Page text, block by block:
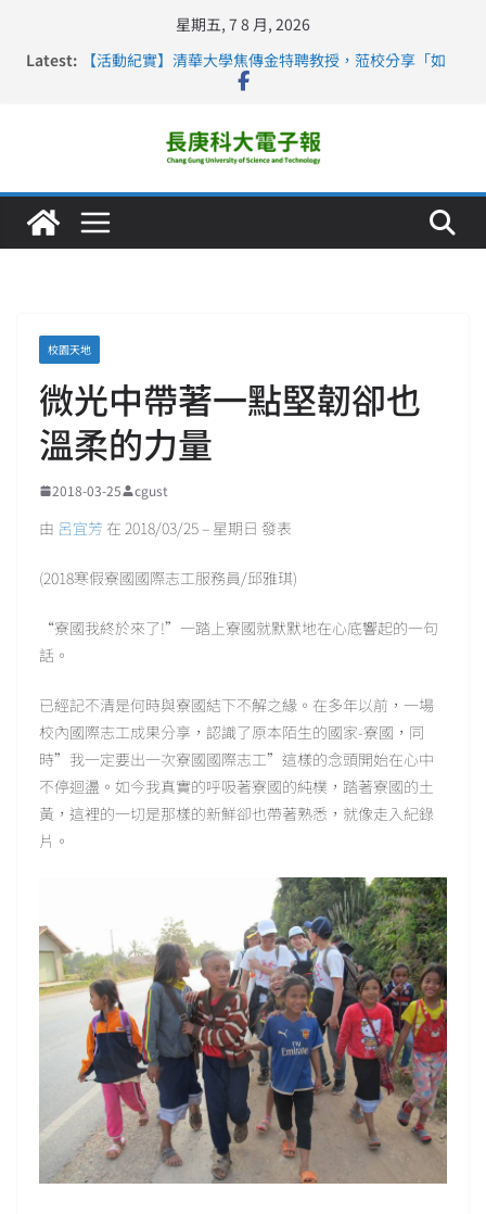
星期五, 7 8 月, 2026
Latest:
【活動紀實】清華大學焦傳金特聘教授，蒞校分享「如
長庚科大連四年穩居《遠見》醫學大學第5名 辦學實力再
深化永續醫療 長庚科大攜菲、印頂尖大學跨國合作
長庚科大護理系勇奪2026羅馬尼亞歐洲盃國際發明展雙
金牌暨雙特別獎 AI智慧照護與護理教育創新獲國際肯定
校園天地
微光中帶著一點堅韌卻也
溫柔的力量
2018-03-25 cgust
由 呂宜芳 在 2018/03/25 – 星期日 發表
(2018寒假寮國國際志工服務員/邱雅琪)
“寮國我終於來了!”一踏上寮國就默默地在心底響起的一句
話。
已經記不清是何時與寮國結下不解之緣。在多年以前，一場
校內國際志工成果分享，認識了原本陌生的國家-寮國，同
時”我一定要出一次寮國國際志工”這樣的念頭開始在心中
不停迴盪。如今我真實的呼吸著寮國的純樸，踏著寮國的土
黃，這裡的一切是那樣的新鮮卻也帶著熟悉，就像走入紀錄
片。